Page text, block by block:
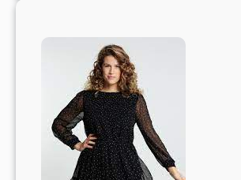
de
Vollere
Vrouw:
Ontdek
Jouw
Eigen
Stijl!